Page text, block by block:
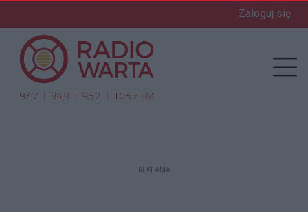
Zaloguj się
REKLAMA